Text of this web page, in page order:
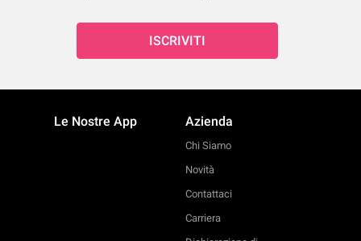
ISCRIVITI
Le Nostre App Azienda
Chi Siamo
Novità
Contattaci
Carriera